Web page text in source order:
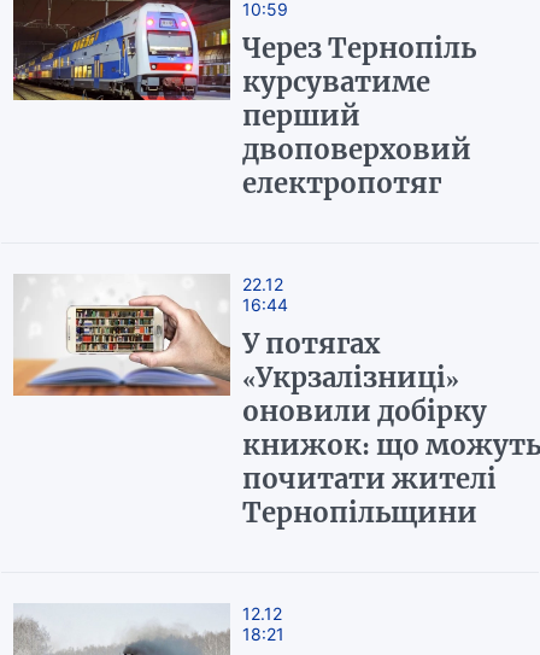
10:59
Через Тернопіль
курсуватиме
перший
двоповерховий
електропотяг
22.12
16:44
У потягах
«Укрзалізниці»
оновили добірку
книжок: що можуть
почитати жителі
Тернопільщини
12.12
18:21